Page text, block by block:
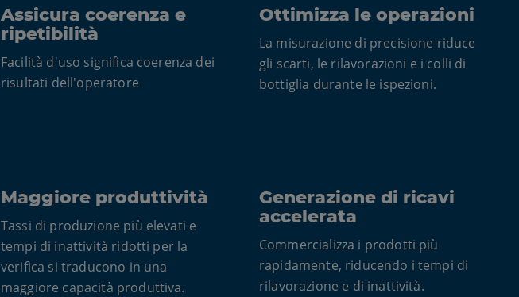
Assicura coerenza e
ripetibilità
Facilità d'uso significa coerenza dei
risultati dell'operatore
Ottimizza le operazioni
La misurazione di precisione riduce
gli scarti, le rilavorazioni e i colli di
bottiglia durante le ispezioni.
Maggiore produttività
Tassi di produzione più elevati e
tempi di inattività ridotti per la
verifica si traducono in una
maggiore capacità produttiva.
Generazione di ricavi
accelerata
Commercializza i prodotti più
rapidamente, riducendo i tempi di
rilavorazione e di inattività.